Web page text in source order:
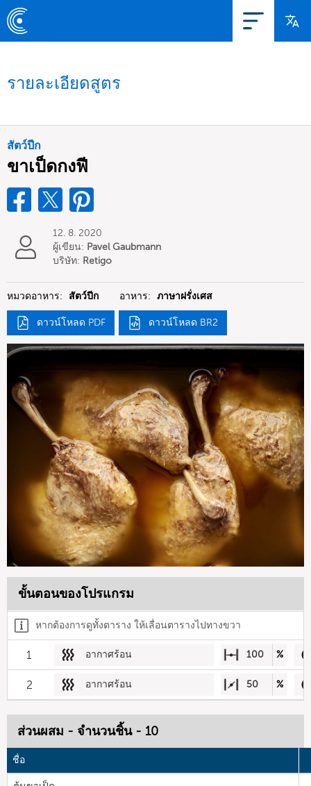
รายละเอียดสูตร
สัตว์ปีก
ขาเป็ดกงฟี
12. 8. 2020
ผู้เขียน: Pavel Gaubmann
บริษัท: Retigo
หมวดอาหาร: สัตว์ปีก อาหาร: ภาษาฝรั่งเศส
ดาวน์โหลด PDF ดาวน์โหลด BR2
ขั้นตอนของโปรแกรม
หากต้องการดูทั้งตาราง ให้เลื่อนตารางไปทางขวา
1 อากาศร้อน 100 %
2 อากาศร้อน 50 %
ส่วนผสม - จำนวนชิ้น - 10
ชื่อ